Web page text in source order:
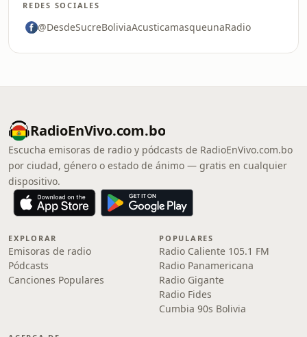
REDES SOCIALES
@DesdeSucreBoliviaAcusticamasqueunaRadio
RadioEnVivo.com.bo
Escucha emisoras de radio y pódcasts de RadioEnVivo.com.bo
por ciudad, género o estado de ánimo — gratis en cualquier
dispositivo.
EXPLORAR
Emisoras de radio
Pódcasts
Canciones Populares
POPULARES
Radio Caliente 105.1 FM
Radio Panamericana
Radio Gigante
Radio Fides
Cumbia 90s Bolivia